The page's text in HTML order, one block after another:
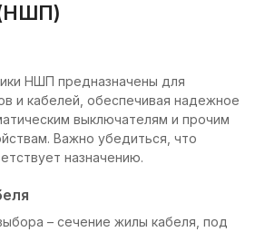
(НШП)
НШП предназначены для
и кабелей, обеспечивая надежное
выключателям и прочим
Важно убедиться, что
назначению.
– сечение жилы кабеля, под